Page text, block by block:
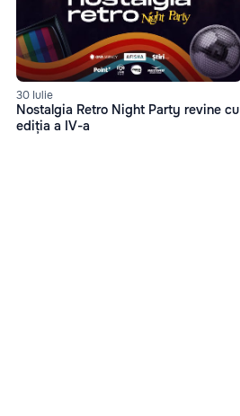
30 Iulie
Nostalgia Retro Night Party revine cu
ediția a IV-a